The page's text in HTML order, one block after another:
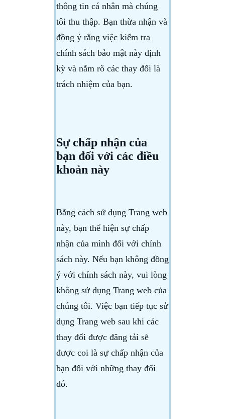
thông tin cá nhân mà chúng
tôi thu thập. Bạn thừa nhận và
đồng ý rằng việc kiểm tra
chính sách bảo mật này định
kỳ và nắm rõ các thay đổi là
trách nhiệm của bạn.
Sự chấp nhận của
bạn đối với các điều
khoản này
Bằng cách sử dụng Trang web
này, bạn thể hiện sự chấp
nhận của mình đối với chính
sách này. Nếu bạn không đồng
ý với chính sách này, vui lòng
không sử dụng Trang web của
chúng tôi. Việc bạn tiếp tục sử
dụng Trang web sau khi các
thay đổi được đăng tải sẽ
được coi là sự chấp nhận của
bạn đối với những thay đổi
đó.